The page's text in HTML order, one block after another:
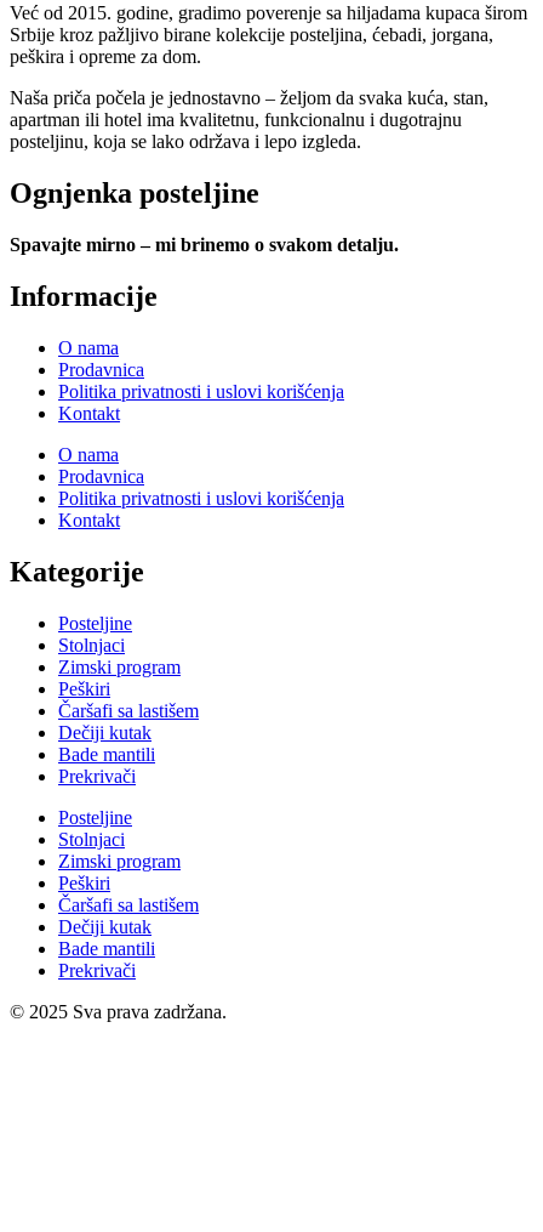
Već od 2015. godine, gradimo poverenje sa hiljadama kupaca širom
Srbije kroz pažljivo birane kolekcije posteljina, ćebadi, jorgana,
peškira i opreme za dom.
Naša priča počela je jednostavno – željom da svaka kuća, stan,
apartman ili hotel ima kvalitetnu, funkcionalnu i dugotrajnu
posteljinu, koja se lako održava i lepo izgleda.
Ognjenka posteljine
Spavajte mirno – mi brinemo o svakom detalju.
Informacije
O nama
Prodavnica
Politika privatnosti i uslovi korišćenja
Kontakt
O nama
Prodavnica
Politika privatnosti i uslovi korišćenja
Kontakt
Kategorije
Posteljine
Stolnjaci
Zimski program
Peškiri
Čaršafi sa lastišem
Dečiji kutak
Bade mantili
Prekrivači
Posteljine
Stolnjaci
Zimski program
Peškiri
Čaršafi sa lastišem
Dečiji kutak
Bade mantili
Prekrivači
© 2025 Sva prava zadržana.